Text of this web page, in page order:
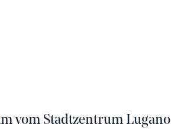
vom Stadtzentrum Lugano